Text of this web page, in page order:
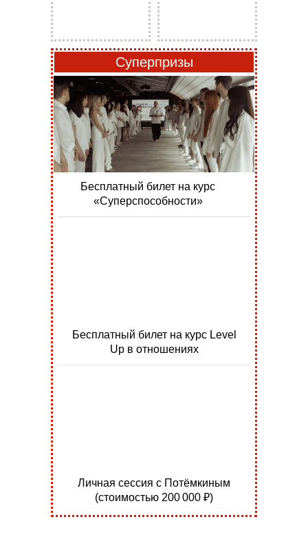
Бесплатный билет на курс
«Суперспособности»
Бесплатный билет на курс Level
Up в отношениях
Личная сессия с Потёмкиным
(стоимостью 200 000 ₽)
Суперпризы